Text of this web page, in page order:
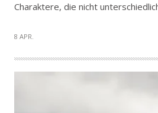
Charaktere, die nicht
8 APR.